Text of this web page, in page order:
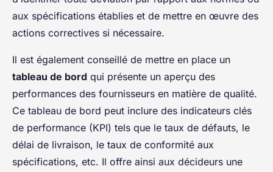
aux spécifications établies et de mettre en œuvre des
actions correctives si nécessaire.
Il est également conseillé de mettre en place un
tableau de bord qui présente un aperçu des
performances des fournisseurs en matière de qualité.
Ce tableau de bord peut inclure des indicateurs clés
de performance (KPI) tels que le taux de défauts, le
délai de livraison, le taux de conformité aux
spécifications, etc. Il offre ainsi aux décideurs une